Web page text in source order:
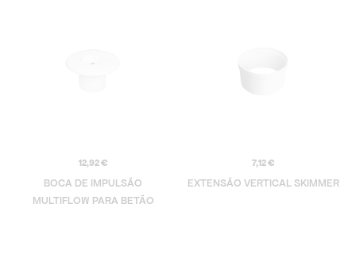
12,92€
BOCA DE IMPULSÃO
MULTIFLOW PARA BETÃO
7,12€
EXTENSÃO VERTICAL SKIMMER